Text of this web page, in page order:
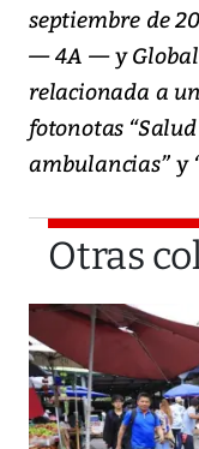
septiembre de
— 4A — y
relacionada a
fotonotas
ambulancias” y
Otras